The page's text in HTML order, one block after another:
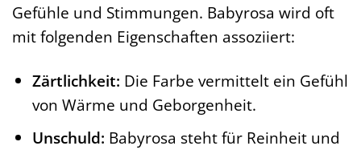
Gefühle und Stimmungen. Babyrosa wird oft
mit folgenden Eigenschaften assoziiert:
Zärtlichkeit: Die Farbe vermittelt ein Gefühl
von Wärme und Geborgenheit.
Unschuld: Babyrosa steht für Reinheit und